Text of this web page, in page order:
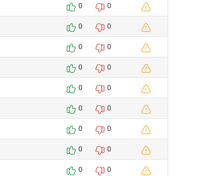
0 0
0 0
0 0
0 0
0 0
0 0
0 0
0 0
0 0